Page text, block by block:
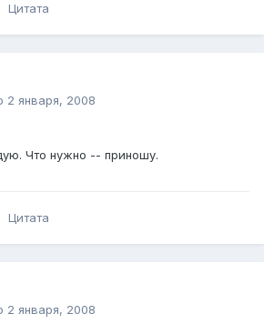
Цитата
2 января, 2008
Что нужно -- приношу.
Цитата
2 января, 2008